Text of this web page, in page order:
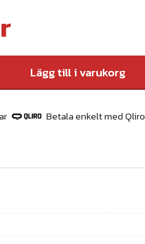
Lägg till i varukorg
Betala enkelt med Qliro